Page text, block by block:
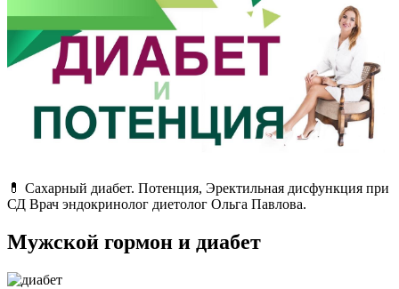
💊 Сахарный диабет. Потенция, Эректильная дисфункция при
СД Врач эндокринолог диетолог Ольга Павлова.
Мужской гормон и диабет